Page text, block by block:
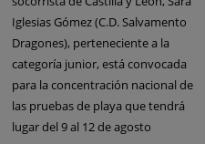
Iglesias Gómez (C.D. Salvamento
Dragones), perteneciente a la
categoría junior, está convocada
para la concentración nacional de
las pruebas de playa que tendrá
lugar del 9 al 12 de agosto